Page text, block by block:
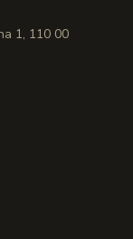
1, 110 00